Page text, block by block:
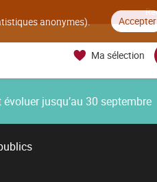
anonymes). Accepter
Ma sélection
jusqu’au 30 septembre